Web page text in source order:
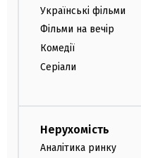
Українські фільми
Фільми на вечір
Комедії
Серіали
Нерухомість
Аналітика ринку